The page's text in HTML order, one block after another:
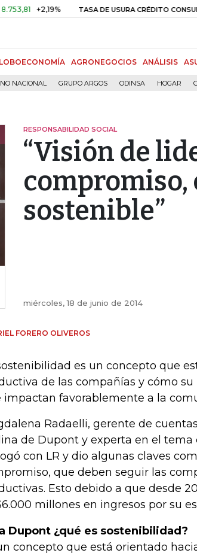
+2,19% TASA DE USURA CRÉDITO CONSUMO
AGRONEGOCIOS ANÁLISIS
NACIONAL GRUPO ARGOS ODINSA HOGAR
RESPONSABILIDAD SOCIAL
“Visión de
compromiso,
sostenible”
miércoles, 18 de junio de 2014
FORERO OLIVEROS
es un concepto que
de las compañías y cómo
impactan favorablemente a la
Radaelli, gerente de
de Dupont y experta en el tema
con LR y dio algunas claves
que deben seguir las
Esto debido a que desde
millones en ingresos por su
Dupont ¿qué es sostenibilidad?
concepto que está orientado